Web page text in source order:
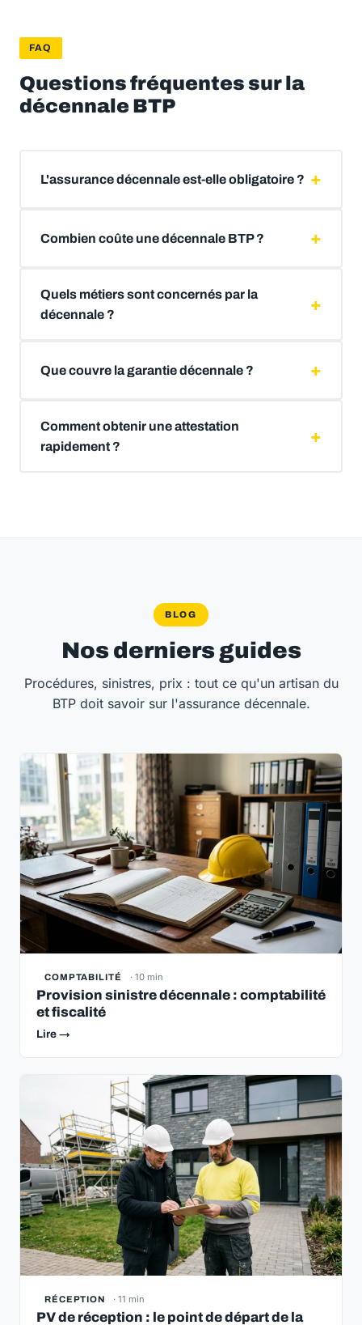
FAQ
Questions fréquentes sur la
décennale BTP
L'assurance décennale est-elle obligatoire ?
Combien coûte une décennale BTP ?
Quels métiers sont concernés par la
décennale ?
Que couvre la garantie décennale ?
Comment obtenir une attestation
rapidement ?
BLOG
Nos derniers guides
Procédures, sinistres, prix : tout ce qu'un artisan du
BTP doit savoir sur l'assurance décennale.
COMPTABILITÉ · 10 min
Provision sinistre décennale : comptabilité
et fiscalité
Lire →
RÉCEPTION · 11 min
PV de réception : le point de départ de la